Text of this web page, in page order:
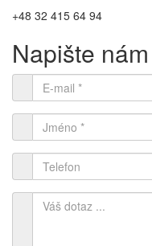
+48 32 415 64 94
Napište nám